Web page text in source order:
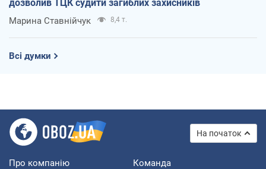
дозволив ТЦК судити загиблих захисників
Марина Ставнійчук 8,4 т.
Всі думки
На початок
Про компанію Команда